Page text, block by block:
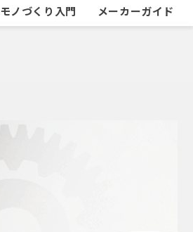
モノづくり入門 メーカーガイド